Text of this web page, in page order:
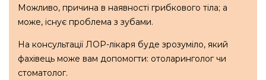
Можливо, причина в наявності грибкового тіла; а
може, існує проблема з зубами.
На консультації ЛОР-лікаря буде зрозуміло, який
фахівець може вам допомогти: отоларинголог чи
стоматолог.